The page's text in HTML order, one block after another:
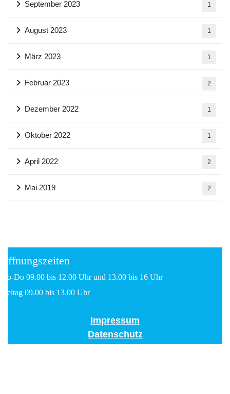
September 2023 1
August 2023 1
März 2023 1
Februar 2023 2
Dezember 2022 1
Oktober 2022 1
April 2022 2
Mai 2019 2
Öffnungszeiten
Mo-Do 09.00 bis 12.00 Uhr und 13.00 bis 16 Uhr
Freitag 09.00 bis 13.00 Uhr
Impressum
Datenschutz